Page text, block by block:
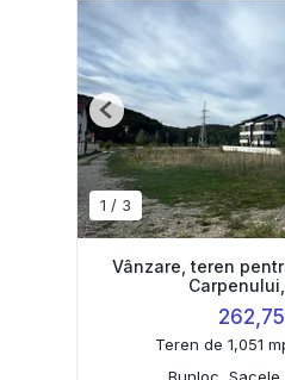
1 / 3
Previous
Vânzare, teren
Teren de 1,051